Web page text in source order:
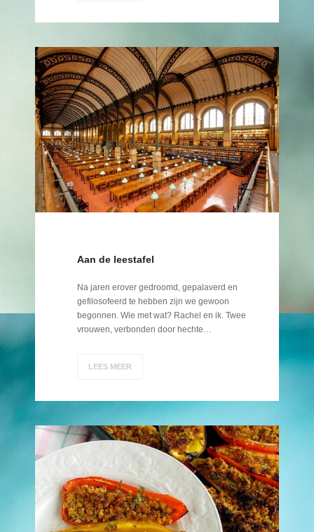
Aan de leestafel
Na jaren erover gedroomd, gepalaverd en
gefilosofeerd te hebben zijn we gewoon
begonnen. Wie met wat? Rachel en ik. Twee
vrouwen, verbonden door hechte…
LEES MEER